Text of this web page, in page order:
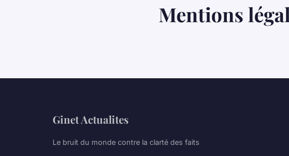
Mentions
Ginet Actualites
Le bruit du monde contre la clarté des faits